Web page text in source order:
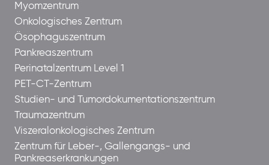
Myomzentrum
Onkologisches Zentrum
Ösophaguszentrum
Pankreaszentrum
Perinatalzentrum Level 1
PET-CT-Zentrum
Studien- und Tumordokumentationszentrum
Traumazentrum
Viszeralonkologisches Zentrum
Zentrum für Leber-, Gallengangs- und
Pankreaserkrankungen